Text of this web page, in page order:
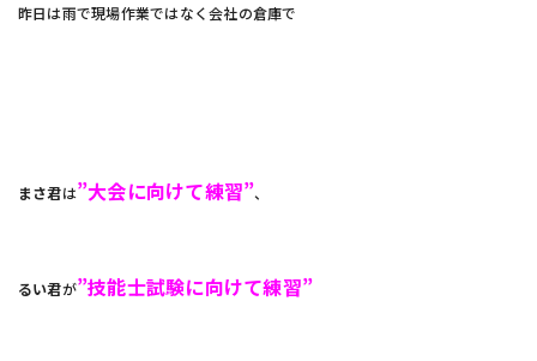
昨日は雨で現場作業ではなく会社の倉庫で
まさ君は”大会に向けて練習”、
るい君が”技能士試験に向けて練習”